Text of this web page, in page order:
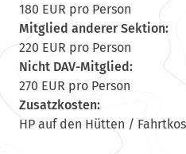
180 EUR pro Person
Mitglied anderer Sektion:
220 EUR pro Person
Nicht DAV-Mitglied:
270 EUR pro Person
Zusatzkosten:
HP auf den Hütten /